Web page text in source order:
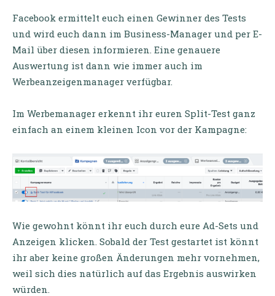
Facebook ermittelt euch einen Gewinner des Tests
und wird euch dann im Business-Manager und per E-
Mail über diesen informieren. Eine genauere
Auswertung ist dann wie immer auch im
Werbeanzeigenmanager verfügbar.
Im Werbemanager erkennt ihr euren Split-Test ganz
einfach an einem kleinen Icon vor der Kampagne:
Wie gewohnt könnt ihr euch durch eure Ad-Sets und
Anzeigen klicken. Sobald der Test gestartet ist könnt
ihr aber keine großen Änderungen mehr vornehmen,
weil sich dies natürlich auf das Ergebnis auswirken
würden.